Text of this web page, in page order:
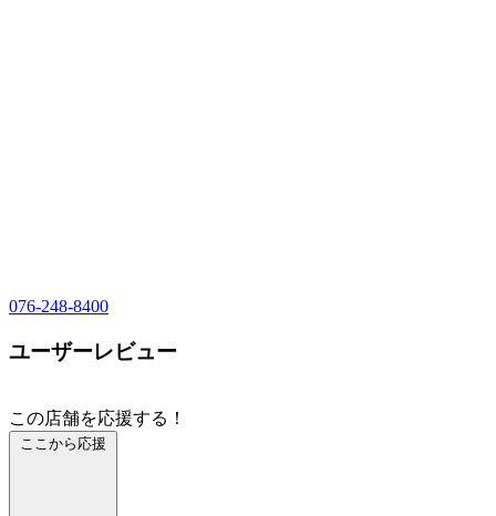
076-248-8400
ユーザーレビュー
この店舗を応援する！
ここから応援